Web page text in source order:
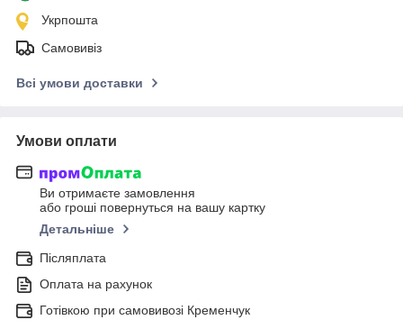
Укрпошта
Самовивіз
Всі умови доставки
Умови оплати
Ви отримаєте замовлення
або гроші повернуться на вашу картку
Детальніше
Післяплата
Оплата на рахунок
Готівкою при самовивозі Кременчук